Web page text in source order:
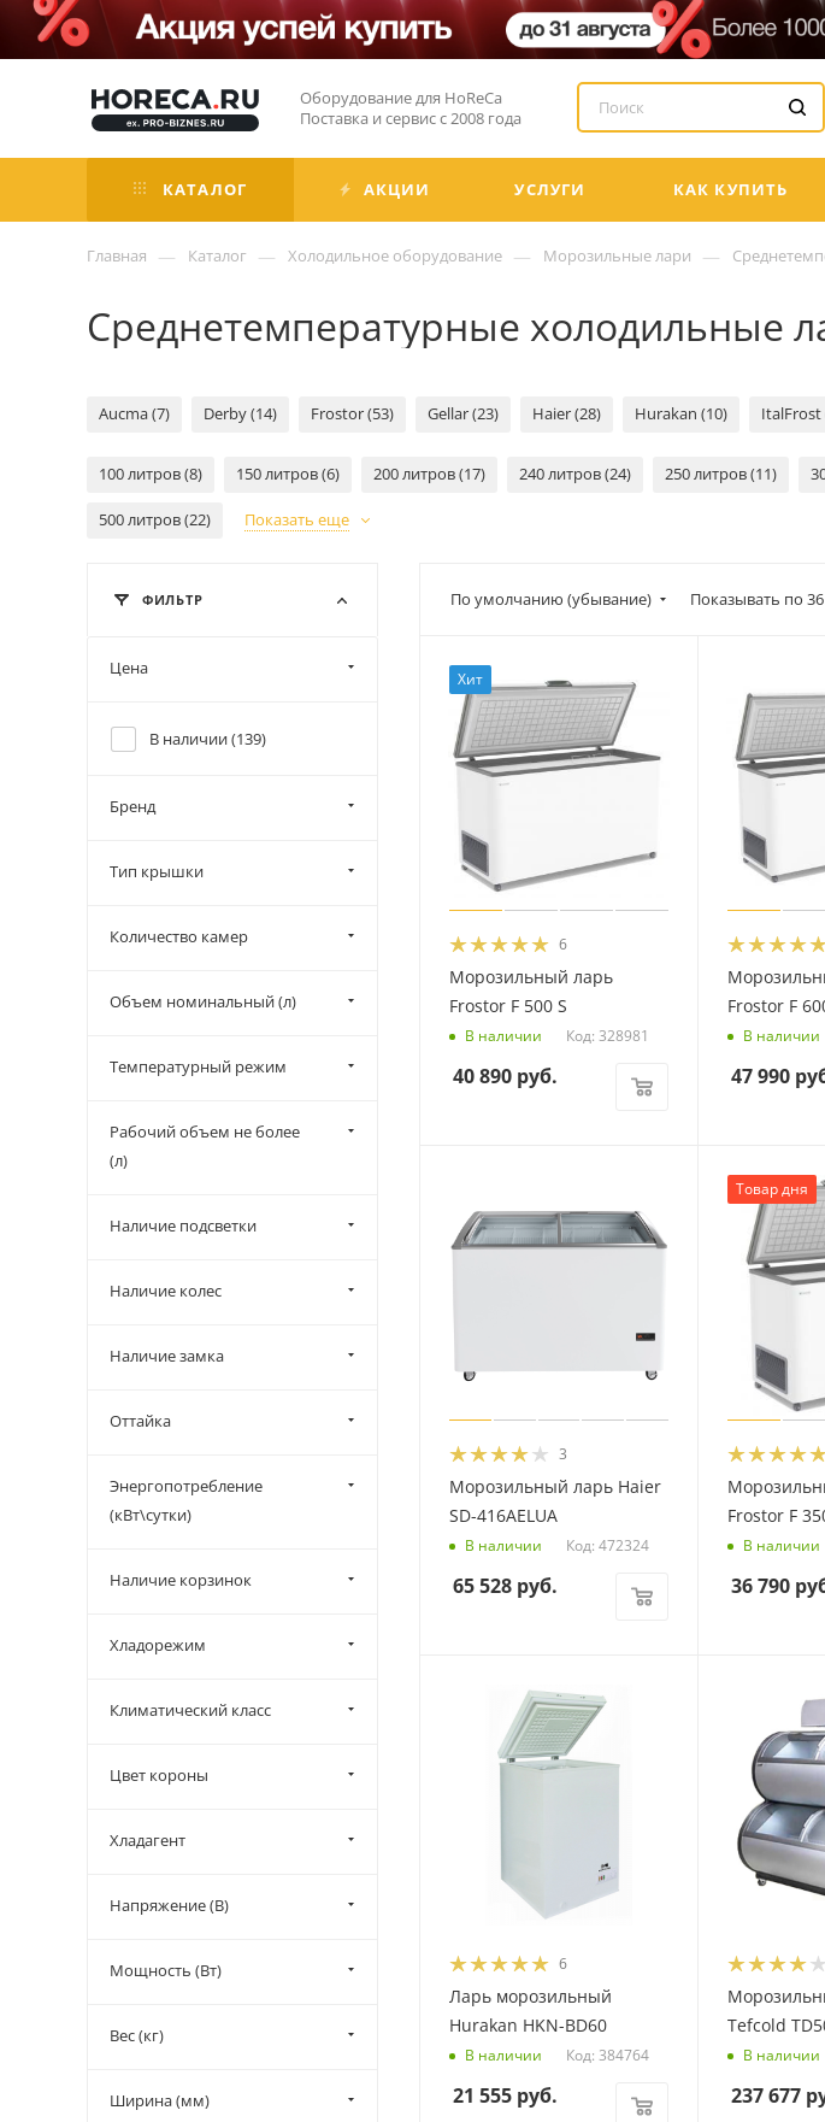
Оборудование для HoReCa
Поставка и сервис с 2008 года
КАТАЛОГ АКЦИИ УСЛУГИ КАК КУПИТЬ
Главная — Каталог — Холодильное оборудование — Морозильные лари —
Среднетемпературные холодильные
Aucma (7) Derby (14) Frostor (53) Gellar (23) Haier (28) Hurakan (10) ItalFrost
100 литров (8) 150 литров (6) 200 литров (17) 240 литров (24) 250 литров (11)
500 литров (22) Показать еще
По умолчанию (убывание) Показывать по 36
Хит
6
Морозильный ларь
Frostor F 500 S
В наличии Код: 328981
40 890 руб.
Frostor F
В наличии
47 990
3
Морозильный ларь Haier
SD-416AELUA
В наличии Код: 472324
65 528 руб.
Товар дня
Frostor F
В наличии
36 790
6
Ларь морозильный
Hurakan HKN-BD60
В наличии Код: 384764
21 555 руб.
Tefcold
В наличии
237 677
ФИЛЬТР
Цена
В наличии (139)
Бренд
Тип крышки
Количество камер
Объем номинальный (л)
Температурный режим
Рабочий объем не более
(л)
Наличие подсветки
Наличие колес
Наличие замка
Оттайка
Энергопотребление
(кВт\сутки)
Наличие корзинок
Хладорежим
Климатический класс
Цвет короны
Хладагент
Напряжение (В)
Мощность (Вт)
Вес (кг)
Ширина (мм)